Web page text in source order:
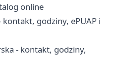
online
godziny, ePUAP i
- kontakt, godziny,